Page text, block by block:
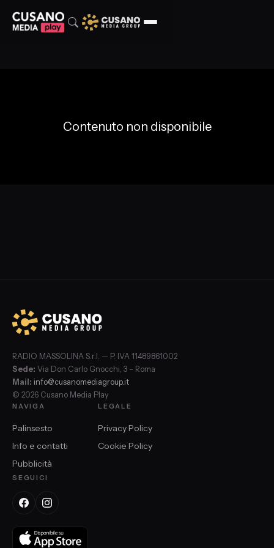
Contenuto non disponibile
RADIO MASSOLINA S.r.l. — P. IVA 11489861002
Sede: Via Don Carlo Gnocchi, 3 – Roma
Mail: info@cusanomediagroup.it
© 2026 Cusano Media Play
NAVIGA
Palinsesto
Info e contatti
Pubblicità
LEGALE
Privacy Policy
Cookie Policy
SEGUICI